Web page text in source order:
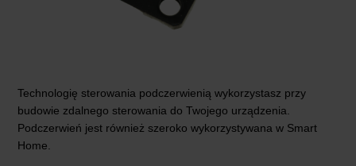
Technologię sterowania podczerwienią wykorzystasz przy
budowie zdalnego sterowania do Twojego urządzenia.
Podczerwień jest również szeroko wykorzystywana w Smart
Home.